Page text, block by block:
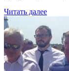
Читать далее